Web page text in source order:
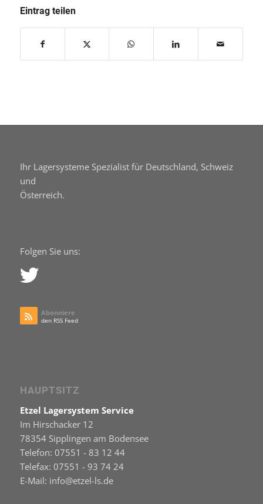
Eintrag teilen
Ihr Lagersysteme Spezialist für Deutschland, Schweiz
und
Österreich.
Folgen Sie uns:
Abonniere
den RSS Feed
HAUPTSITZ
Etzel Lagersystem Service
Im Hirschacker 12
78354 Sipplingen am Bodensee
Telefon: 07551 - 83 12 44
Telefax: 07551 - 93 74 24
E-Mail: info@etzel-ls.de